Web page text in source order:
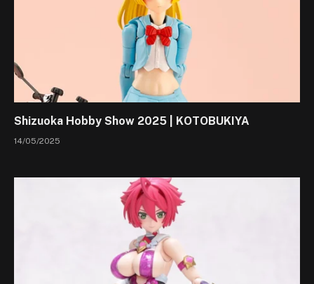
Shizuoka Hobby Show 2025 | KOTOBUKIYA
14/05/2025